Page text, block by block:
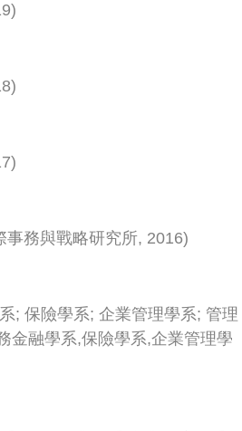
)
)
)
事務與戰略研究所, 2016)
; 保險學系; 企業管理學系; 管理
金融學系,保險學系,企業管理學